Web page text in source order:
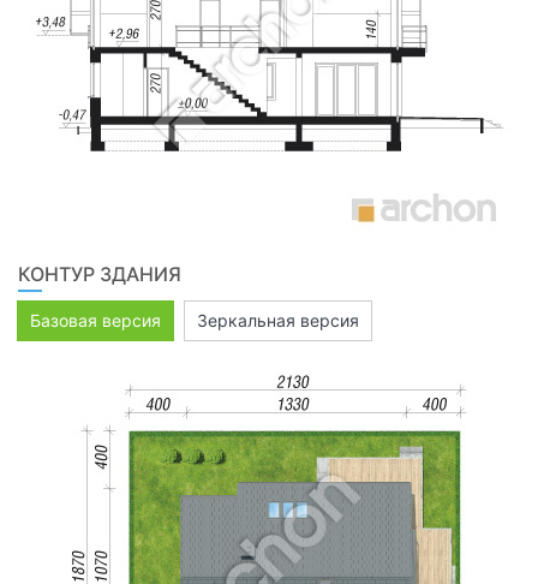
КОНТУР ЗДАНИЯ
Базовая версия Зеркальная версия